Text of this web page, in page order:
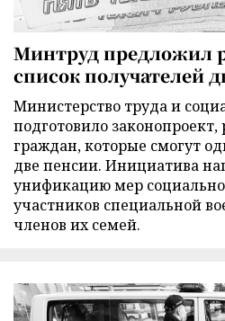
Минтруд предложил
список получателей
Министерство труда и
подготовило
граждан, которые смогут
две пенсии. Инициатива
унификацию мер
участников специальной
членов их семей.